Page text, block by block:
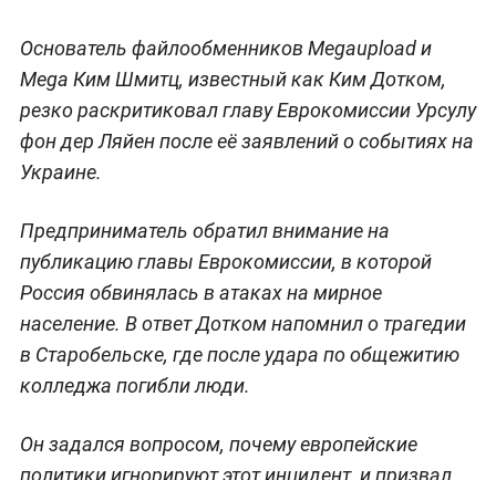
Основатель файлообменников Megaupload и
Mega Ким Шмитц, известный как Ким Дотком,
резко раскритиковал главу Еврокомиссии Урсулу
фон дер Ляйен после её заявлений о событиях на
Украине.
Предприниматель обратил внимание на
публикацию главы Еврокомиссии, в которой
Россия обвинялась в атаках на мирное
население. В ответ Дотком напомнил о трагедии
в Старобельске, где после удара по общежитию
колледжа погибли люди.
Он задался вопросом, почему европейские
политики игнорируют этот инцидент, и призвал